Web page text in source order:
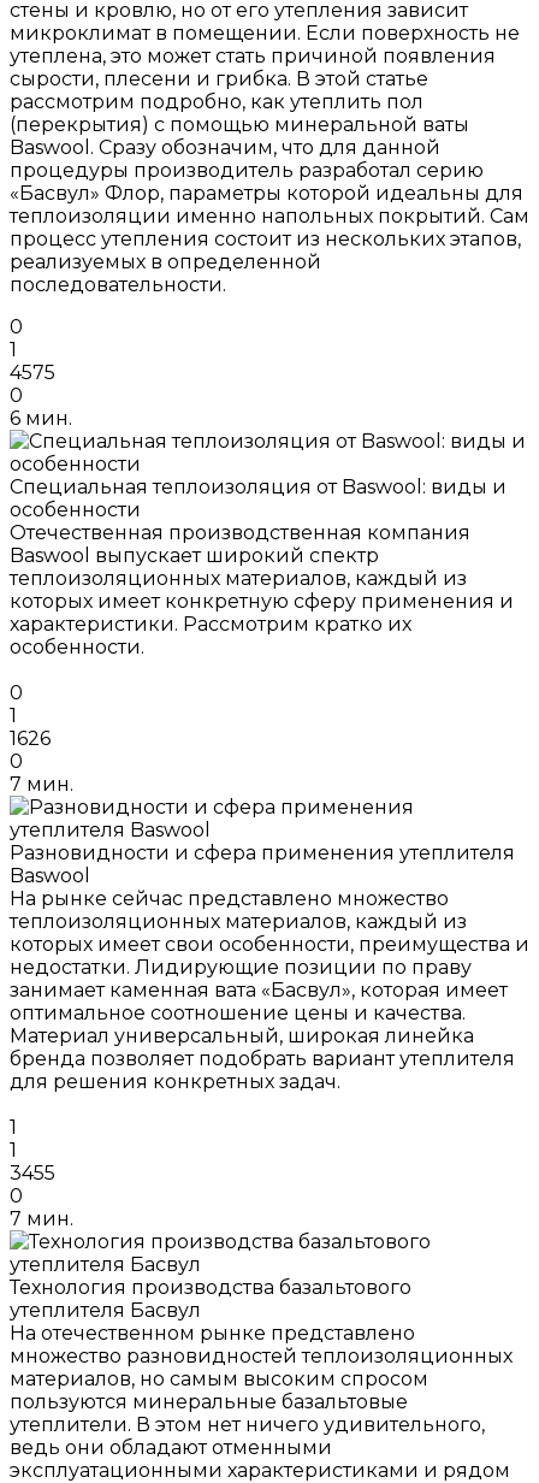
стены и кровлю, но от его утепления зависит
микроклимат в помещении. Если поверхность не
утеплена, это может стать причиной появления
сырости, плесени и грибка. В этой статье
рассмотрим подробно, как утеплить пол
(перекрытия) с помощью минеральной ваты
Baswool. Сразу обозначим, что для данной
процедуры производитель разработал серию
«Басвул» Флор, параметры которой идеальны для
теплоизоляции именно напольных покрытий. Сам
процесс утепления состоит из нескольких этапов,
реализуемых в определенной
последовательности.
0
1
4575
0
6 мин.
Специальная теплоизоляция от Baswool: виды и
особенности
Отечественная производственная компания
Baswool выпускает широкий спектр
теплоизоляционных материалов, каждый из
которых имеет конкретную сферу применения и
характеристики. Рассмотрим кратко их
особенности.
0
1
1626
0
7 мин.
Разновидности и сфера применения утеплителя
Baswool
На рынке сейчас представлено множество
теплоизоляционных материалов, каждый из
которых имеет свои особенности, преимущества и
недостатки. Лидирующие позиции по праву
занимает каменная вата «Басвул», которая имеет
оптимальное соотношение цены и качества.
Материал универсальный, широкая линейка
бренда позволяет подобрать вариант утеплителя
для решения конкретных задач.
1
1
3455
0
7 мин.
Технология производства базальтового
утеплителя Басвул
На отечественном рынке представлено
множество разновидностей теплоизоляционных
материалов, но самым высоким спросом
пользуются минеральные базальтовые
утеплители. В этом нет ничего удивительного,
ведь они обладают отменными
эксплуатационными характеристиками и рядом